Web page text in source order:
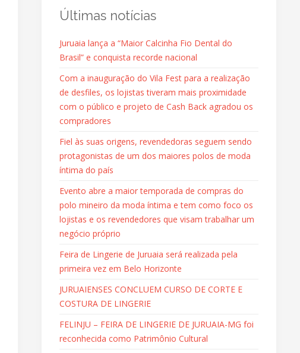
Últimas notícias
Juruaia lança a “Maior Calcinha Fio Dental do
Brasil” e conquista recorde nacional
Com a inauguração do Vila Fest para a realização
de desfiles, os lojistas tiveram mais proximidade
com o público e projeto de Cash Back agradou os
compradores
Fiel às suas origens, revendedoras seguem sendo
protagonistas de um dos maiores polos de moda
íntima do país
Evento abre a maior temporada de compras do
polo mineiro da moda íntima e tem como foco os
lojistas e os revendedores que visam trabalhar um
negócio próprio
Feira de Lingerie de Juruaia será realizada pela
primeira vez em Belo Horizonte
JURUAIENSES CONCLUEM CURSO DE CORTE E
COSTURA DE LINGERIE
FELINJU – FEIRA DE LINGERIE DE JURUAIA-MG foi
reconhecida como Patrimônio Cultural